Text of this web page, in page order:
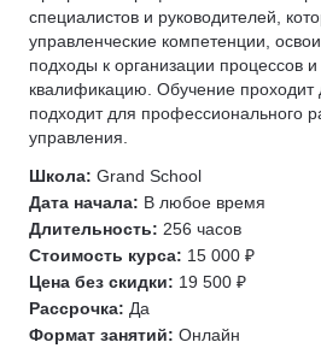
Scrum-мастер
Управление производством
Управление закупками
Сервис и туризм
Генеральный директор
Исполнительный директор
Коммерческий директор
Директор по продукту
Управление продажами
Юнит-экономика
Менеджер продукта
Операционный директор
Методист
Менеджер проектов
CJM
KPI
HEART
Управление в строительстве
Ресторанный бизнес
Гостиничный бизнес
Государственное и муниципальное
специалистов и руководителей,
управленческие компетенции,
подходы к организации процессов
квалификацию. Обучение проходит
подходит для профессионального
управления.
Школа: Grand School
Дата начала: В любое время
Длительность: 256 часов
Стоимость курса: 15 000 ₽
Цена без скидки: 19 500 ₽
Рассрочка: Да
Формат занятий: Онлайн